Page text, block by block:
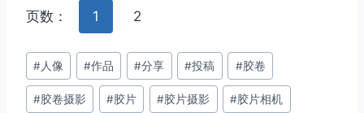
页数： 1 2
文
章
标
#人像 #作品 #分享 #投稿 #胶卷
#胶卷摄影 #胶片 #胶片摄影 #胶片相机